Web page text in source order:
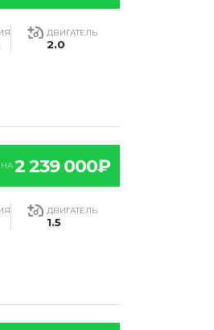
ДВИГАТЕЛЬ
2.0
2 239 000₽
ДВИГАТЕЛЬ
1.5